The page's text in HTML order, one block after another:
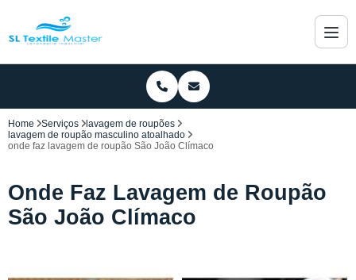
Home Serviços
lavagem de roupões
lavagem de roupão masculino atoalhado
onde faz lavagem de roupão São João Clímaco
Onde Faz Lavagem de Roupão
São João Clímaco